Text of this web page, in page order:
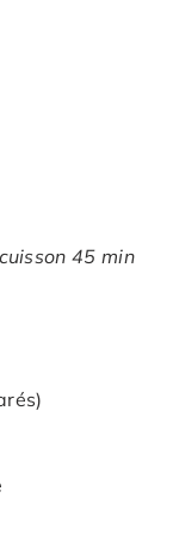
45 min